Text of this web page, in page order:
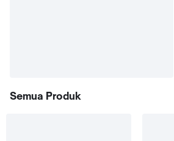
Semua Produk